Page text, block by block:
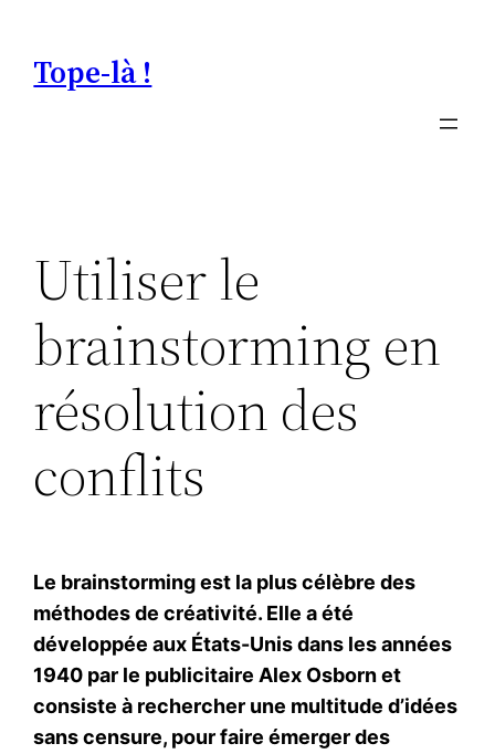
contenu
Tope-là !
Utiliser le
brainstorming en
résolution des
conflits
Le brainstorming est la plus célèbre des
méthodes de créativité. Elle a été
développée aux États-Unis dans les années
1940 par le publicitaire Alex Osborn et
consiste à rechercher une multitude d’idées
sans censure, pour faire émerger des